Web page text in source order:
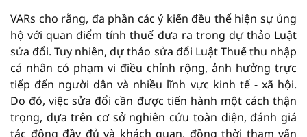
VARs cho rằng, đa phần các ý kiến đều thể hiện sự ủng
hộ với quan điểm tính thuế đưa ra trong dự thảo Luật
sửa đổi. Tuy nhiên, dự thảo sửa đổi Luật Thuế thu nhập
cá nhân có phạm vi điều chỉnh rộng, ảnh hưởng trực
tiếp đến người dân và nhiều lĩnh vực kinh tế - xã hội.
Do đó, việc sửa đổi cần được tiến hành một cách thận
trọng, dựa trên cơ sở nghiên cứu toàn diện, đánh giá
tác động đầy đủ và khách quan, đồng thời tham vấn